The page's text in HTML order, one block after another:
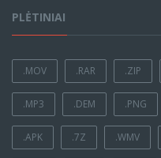
PLĖTINIAI
.MOV .RAR .ZIP
.MP3 .DEM .PNG
.APK .7Z .WMV